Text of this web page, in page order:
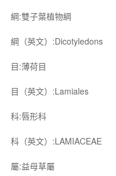
綱:雙子葉植物綱
綱（英文）:Dicotyledons
目:薄荷目
目（英文）:Lamiales
科:唇形科
科（英文）:LAMIACEAE
屬:益母草屬